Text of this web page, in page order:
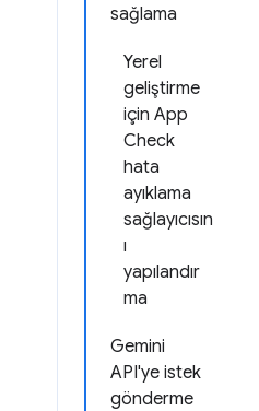
sağlama
Yerel
geliştirme
için App
Check
hata
ayıklama
sağlayıcısın
ı
yapılandır
ma
Gemini
API'ye istek
gönderme